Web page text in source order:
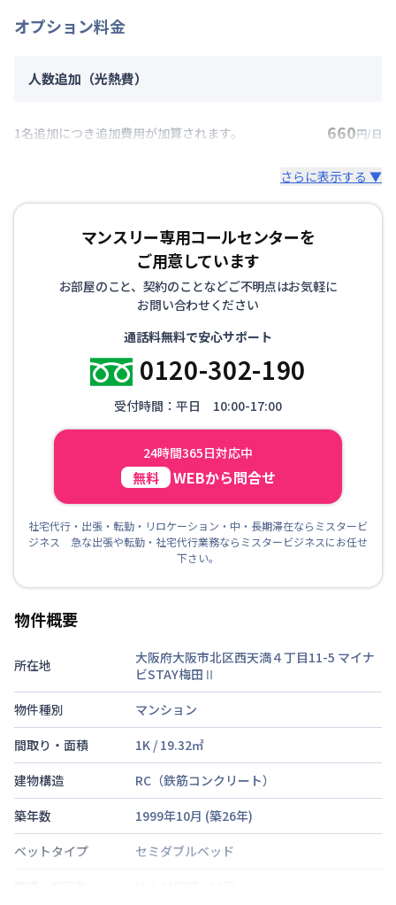
オプション料金
人数追加（光熱費）
1名追加につき追加費用が加算されます。 660円/日
さらに表示する ▼
マンスリー専用コールセンターを
ご用意しています
お部屋のこと、契約のことなどご不明点はお気軽に
お問い合わせください
通話料無料で安心サポート
0120-302-190
受付時間：平日 10:00-17:00
24時間365日対応中
無料 WEBから問合せ
社宅代行・出張・転勤・リロケーション・中・長期滞在ならミスタービ
ジネス 急な出張や転勤・社宅代行業務ならミスタービジネスにお任せ
下さい。
物件概要
所在地 大阪府大阪市北区西天満４丁目11-5 マイナ
ビSTAY梅田Ⅱ
物件種別
マンション
間取り・面積
1K / 19.32㎡
建物構造
RC（鉄筋コンクリート）
築年数
1999年10月 (築26年)
ベットタイプ
セミダブルベッド